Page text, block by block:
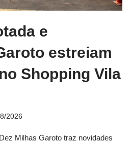
e
estreiam
Shopping Vila
2026
Milhas Garoto traz novidades